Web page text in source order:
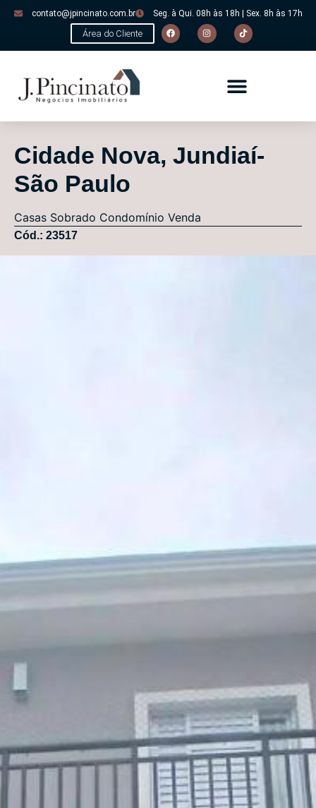
contato@jpincinato.com.br Seg. à Qui. 08h às 18h | Sex. 8h às 17h
Área do Cliente
Cidade Nova, Jundiaí-
São Paulo
Casas Sobrado Condomínio Venda
Cód.: 23517